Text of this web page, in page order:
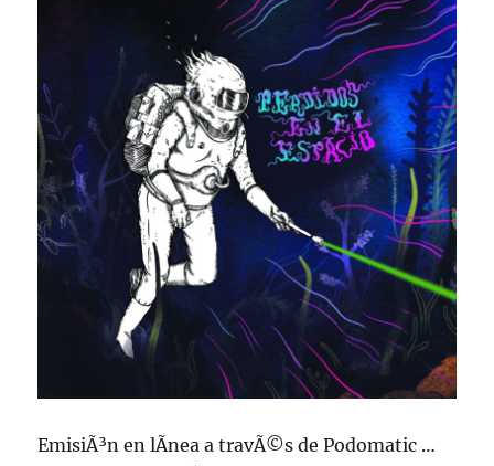
EmisiÃ³n en lÃ­nea a travÃ©s de Podomatic …